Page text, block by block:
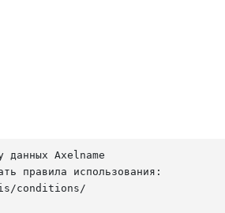
данных Axelname
правила использования:
conditions/